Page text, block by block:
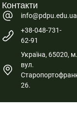
Контакти
info@pdpu.edu.ua
+38-048-731-
62-91
Україна, 65020,
вул.
26.